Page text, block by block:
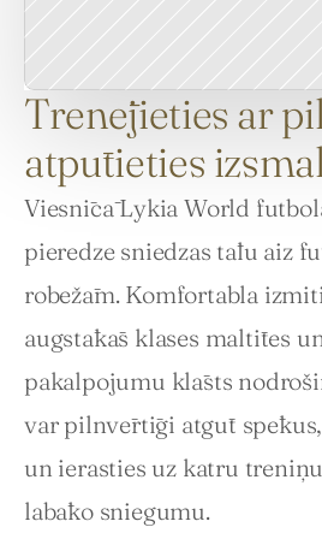
Trenējieties ar
atpūtieties
Viesnīcā Lykia World
pieredze sniedzas tālu aiz
robežām. Komfortabla
augstākās klases maltītes
pakalpojumu klāsts
var pilnvērtīgi atgūt
un ierasties uz katru
labāko sniegumu.